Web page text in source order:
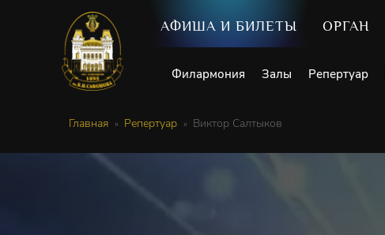
АФИША И БИЛЕТЫ ОРГАН
Филармония Залы Репертуар
Главная Репертуар Виктор Салтыков